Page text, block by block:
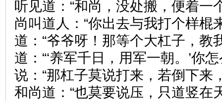
听见道：“和尚，没处搬，便着一
尚叫道人：“你出去与我打个样棍
道：“爷爷呀！那等个大杠子，教
道：“‘养军千日，用军一朝。’你
说：“那杠子莫说打来，若倒下来
和尚道：“也莫要说压，只道竖在